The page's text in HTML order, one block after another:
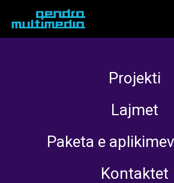
Projekti
Lajmet
Paketa e
Kontaktet